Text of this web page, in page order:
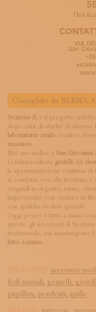
ISCRIVITI ALLA
LOGIN
Una
VIA
San
Consigliato da: ELENA
Sezione R è il progetto
dopo anni di studio di diverse
laboratorio orafo creativo
mosaico.
Nel suo atelier a San Giovanni
Cristina realizza gioielli dal
la sperimentazione continua
si combina così alla tessitura
originali in argento, rame,
impreziosito con cuciture in
con qualche dedica speciale.
Oggi pezzo è fatto a mano
questo gli accessori di
tradizionale, ma mantengono
fatto a mano.
PRODOTTI: accessori
fedi nuziali, gemelli,
papillon, pendenti, spille